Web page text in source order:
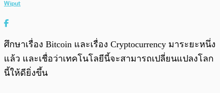
Wiput
ศึกษาเรื่อง Bitcoin และเรื่อง Cryptocurrency มาระยะหนึ่ง
แล้ว และเชื่อว่าเทคโนโลยีนี้จะสามารถเปลี่ยนแปลงโลก
นี้ให้ดียิ่งขึ้น